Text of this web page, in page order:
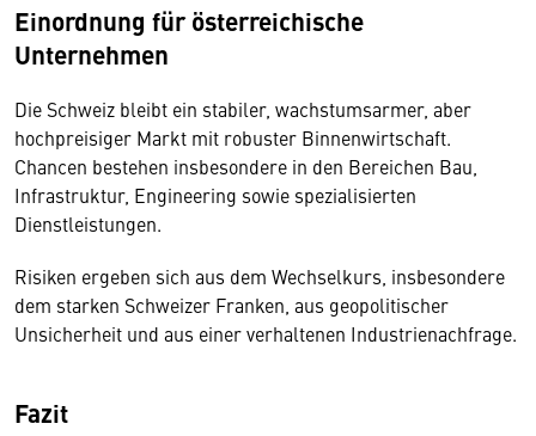
Einordnung für österreichische
Unternehmen
Die Schweiz bleibt ein stabiler, wachstumsarmer, aber
hochpreisiger Markt mit robuster Binnenwirtschaft.
Chancen bestehen insbesondere in den Bereichen Bau,
Infrastruktur, Engineering sowie spezialisierten
Dienstleistungen.
Risiken ergeben sich aus dem Wechselkurs, insbesondere
dem starken Schweizer Franken, aus geopolitischer
Unsicherheit und aus einer verhaltenen Industrienachfrage.
Fazit